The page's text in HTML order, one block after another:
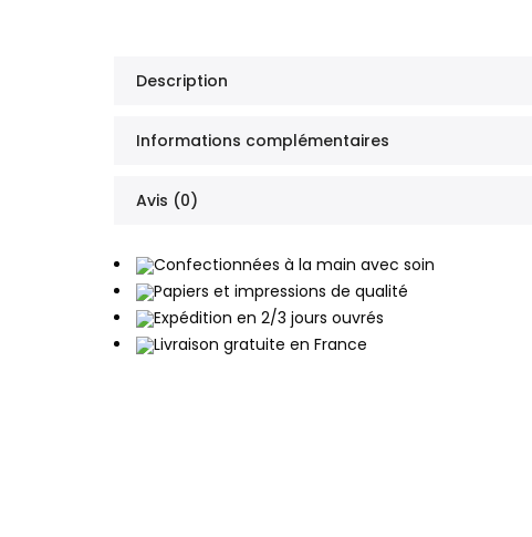
Description
Informations complémentaires
Avis (0)
Confectionnées à la main avec soin
Papiers et impressions de qualité
Expédition en 2/3 jours ouvrés
Livraison gratuite en France